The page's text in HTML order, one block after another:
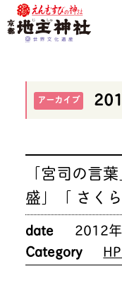
アーカイブ
「宮司の言
盛」「 さくら
date
2012
Category